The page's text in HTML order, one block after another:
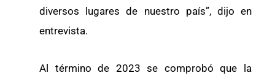
diversos lugares de nuestro país”, dijo en
entrevista.
Al término de 2023 se comprobó que la